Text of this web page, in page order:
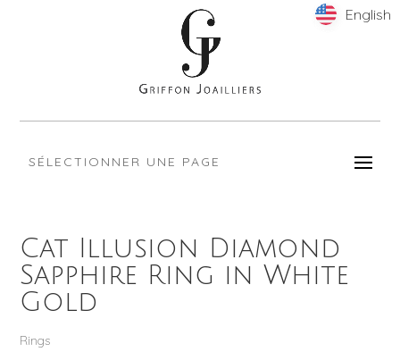
SÉLECTIONNER UNE PAGE
Cat Illusion Diamond
Sapphire Ring in White
Gold
Rings
English
English